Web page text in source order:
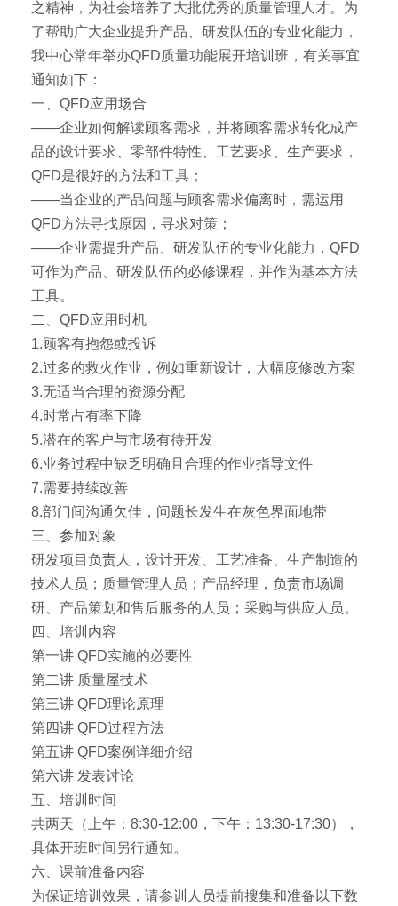
之精神，为社会培养了大批优秀的质量管理人才。为
了帮助广大企业提升产品、研发队伍的专业化能力，
我中心常年举办QFD质量功能展开培训班，有关事宜
通知如下：
一、QFD应用场合
——企业如何解读顾客需求，并将顾客需求转化成产
品的设计要求、零部件特性、工艺要求、生产要求，
QFD是很好的方法和工具；
——当企业的产品问题与顾客需求偏离时，需运用
QFD方法寻找原因，寻求对策；
——企业需提升产品、研发队伍的专业化能力，QFD
可作为产品、研发队伍的必修课程，并作为基本方法
工具。
二、QFD应用时机
1.顾客有抱怨或投诉
2.过多的救火作业，例如重新设计，大幅度修改方案
3.无适当合理的资源分配
4.时常占有率下降
5.潜在的客户与市场有待开发
6.业务过程中缺乏明确且合理的作业指导文件
7.需要持续改善
8.部门间沟通欠佳，问题长发生在灰色界面地带
三、参加对象
研发项目负责人，设计开发、工艺准备、生产制造的
技术人员；质量管理人员；产品经理，负责市场调
研、产品策划和售后服务的人员；采购与供应人员。
四、培训内容
第一讲 QFD实施的必要性
第二讲 质量屋技术
第三讲 QFD理论原理
第四讲 QFD过程方法
第五讲 QFD案例详细介绍
第六讲 发表讨论
五、培训时间
共两天（上午：8:30-12:00，下午：13:30-17:30），
具体开班时间另行通知。
六、课前准备内容
为保证培训效果，请参训人员提前搜集和准备以下数